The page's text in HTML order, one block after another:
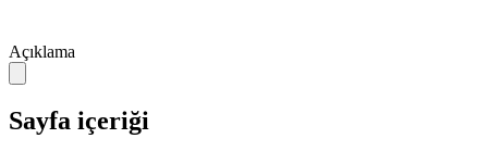
Açıklama
Sayfa içeriği